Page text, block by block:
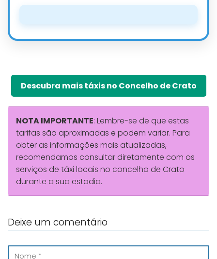
Descubra mais táxis no Concelho de Crato
NOTA IMPORTANTE: Lembre-se de que estas
tarifas são aproximadas e podem variar. Para
obter as informações mais atualizadas,
recomendamos consultar diretamente com os
serviços de táxi locais no concelho de Crato
durante a sua estadia.
Deixe um comentário